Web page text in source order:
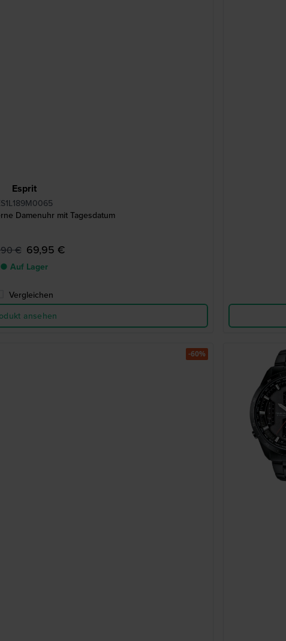
Esprit
Damenuhr mit Tagesdatum
€ 69,95 €
● Auf Lager
Vergleichen
ansehen
-60%